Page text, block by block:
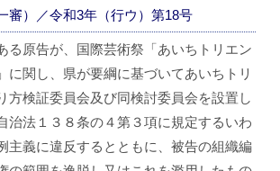
）／令和3年（行ウ）第18号
る原告が、国際芸術祭「あいちトリエン
に関し、県が要綱に基づいてあいちトリ
方検証委員会及び同検討委員会を設置し
治法１３８条の４第３項に規定するいわ
主義に違反するとともに、被告の組織編